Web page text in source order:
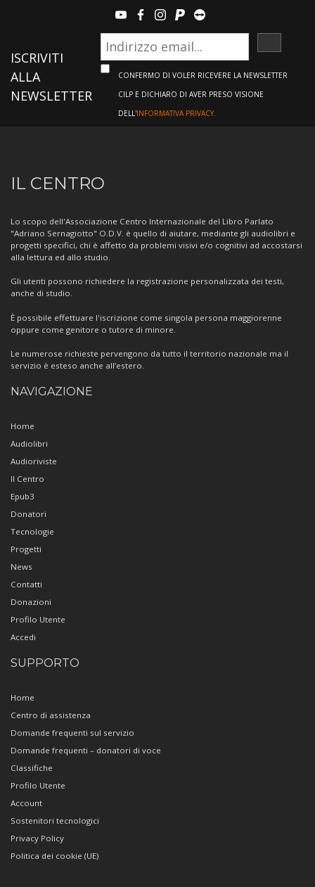
youtubefacebook
instagram
paypalteamviewer
ISCRIVITI
ALLA
NEWSLETTER
CONFERMO DI VOLER RICEVERE LA NEWSLETTER
CILP E DICHIARO DI AVER PRESO VISIONE
DELL'INFORMATIVA PRIVACY.
Informazioni
sul
Centro
IL CENTRO
Lo scopo dell'Associazione Centro Internazionale del Libro Parlato
"Adriano Sernagiotto" O.D.V. è quello di aiutare, mediante gli audiolibri e
progetti specifici, chi è affetto da problemi visivi e/o cognitivi ad accostarsi
alla lettura ed allo studio.
Gli utenti possono richiedere la registrazione personalizzata dei testi,
anche di studio.
È possibile effettuare l'iscrizione come singola persona maggiorenne
oppure come genitore o tutore di minore.
Le numerose richieste pervengono da tutto il territorio nazionale ma il
servizio è esteso anche all’estero.
NAVIGAZIONE
Home
Audiolibri
Audioriviste
Il Centro
Epub3
Donatori
Tecnologie
Progetti
News
Contatti
Donazioni
Profilo Utente
Accedi
SUPPORTO
Home
Centro di assistenza
Domande frequenti sul servizio
Domande frequenti – donatori di voce
Classifiche
Profilo Utente
Account
Sostenitori tecnologici
Privacy Policy
Politica dei cookie (UE)